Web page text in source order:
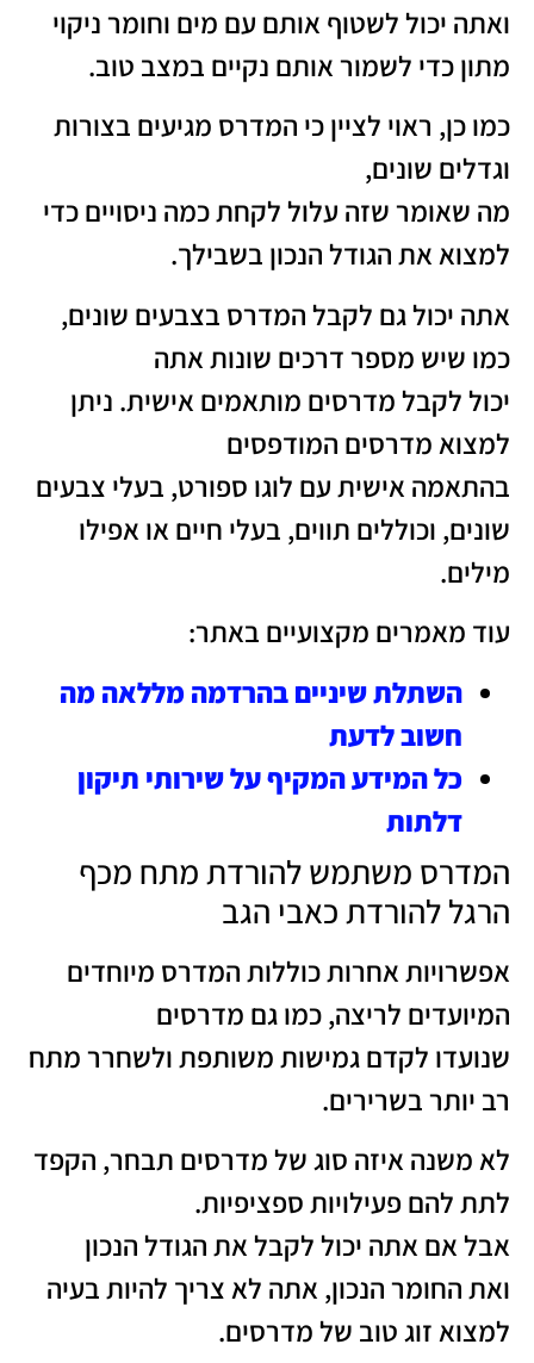
ואתה יכול לשטוף אותם עם מים וחומר ניקוי
מתון כדי לשמור אותם נקיים במצב טוב.
כמו כן, ראוי לציין כי המדרס מגיעים בצורות
וגדלים שונים,
מה שאומר שזה עלול לקחת כמה ניסויים כדי
למצוא את הגודל הנכון בשבילך.
אתה יכול גם לקבל המדרס בצבעים שונים,
כמו שיש מספר דרכים שונות אתה
יכול לקבל מדרסים מותאמים אישית. ניתן
למצוא מדרסים המודפסים
בהתאמה אישית עם לוגו ספורט, בעלי צבעים
שונים, וכוללים תווים, בעלי חיים או אפילו
מילים.
עוד מאמרים מקצועיים באתר:
השתלת שיניים בהרדמה מללאה מה
חשוב לדעת
כל המידע המקיף על שירותי תיקון
דלתות
המדרס משתמש להורדת מתח מכף
הרגל להורדת כאבי הגב
אפשרויות אחרות כוללות המדרס מיוחדים
המיועדים לריצה, כמו גם מדרסים
שנועדו לקדם גמישות משותפת ולשחרר מתח
רב יותר בשרירים.
לא משנה איזה סוג של מדרסים תבחר, הקפד
לתת להם פעילויות ספציפיות.
אבל אם אתה יכול לקבל את הגודל הנכון
ואת החומר הנכון, אתה לא צריך להיות בעיה
למצוא זוג טוב של מדרסים.